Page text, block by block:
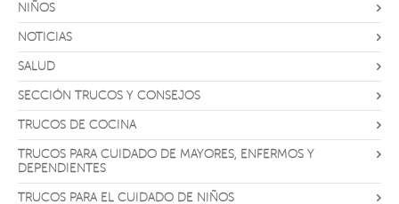
NIÑOS
NOTICIAS
SALUD
SECCIÓN TRUCOS Y CONSEJOS
TRUCOS DE COCINA
TRUCOS PARA CUIDADO DE MAYORES, ENFERMOS Y
DEPENDIENTES
TRUCOS PARA EL CUIDADO DE NIÑOS